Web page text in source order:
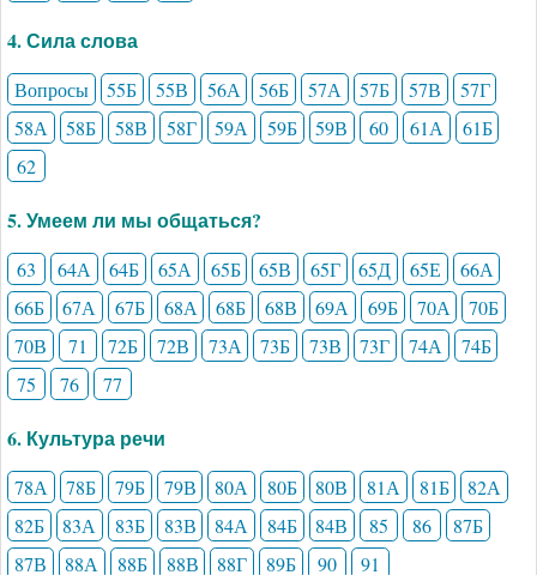
4. Сила слова
Вопросы 55Б 55В 56А 56Б 57А 57Б 57В
57Г
58А
58Б 58В 58Г 59А 59Б 59В 60 61А
61Б
62
5. Умеем ли мы общаться?
63 64А 64Б 65А 65Б 65В 65Г 65Д 65Е
66А
66Б
67А 67Б 68А 68Б 68В 69А 69Б 70А
70Б
70В
71 72Б 72В 73А 73Б 73В 73Г 74А
74Б
75
76 77
6. Культура речи
78А 78Б 79Б 79В 80А 80Б 80В 81А 81Б
82А
82Б
83А 83Б 83В 84А 84Б 84В 85 86
87Б
87В
88А 88Б 88В 88Г 89Б 90 91